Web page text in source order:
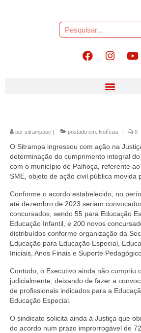
por sitrampasc postado em: Notícias 0
O Sitrampa ingressou com ação na
determinação do cumprimento integral
com o município de Palhoça, referente
SME, objeto de ação civil pública movida
Conforme o acordo estabelecido, no
até dezembro de 2023 seriam
concursados, sendo 55 para Educação
Educação Infantil, e 200 novos
distribuídos conforme organização da
Educação para Educação Especial,
Iniciais, Anos Finais e Suporte
Contudo, o Executivo ainda não cumpriu
judicialmente, deixando de fazer a
de profissionais indicados para a
Educação Especial.
O sindicato solicita ainda à Justiça que
do acordo num prazo improrrogável de